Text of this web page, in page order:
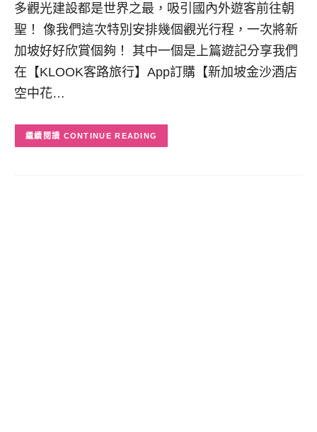
多觀光建設都是世界之最，吸引國內外遊客前往朝
聖！ 像我們這次特別安排幾個觀光行程，一次將新
加坡好好欣賞個夠！ 其中一個是上篇遊記分享我們
在【KLOOK客路旅行】App訂購【新加坡金沙酒店
空中花…
CONTINUE READING